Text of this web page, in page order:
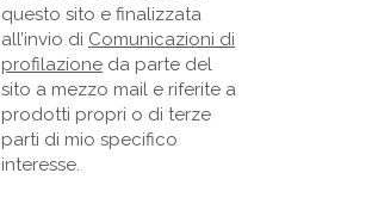
questo sito e finalizzata
all’invio di Comunicazioni di
profilazione da parte del
sito a mezzo mail e riferite a
prodotti propri o di terze
parti di mio specifico
interesse.